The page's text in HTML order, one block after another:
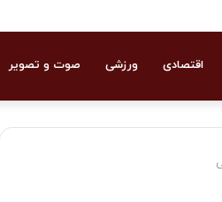
اقتصادی ورزشی صوت و تصویر